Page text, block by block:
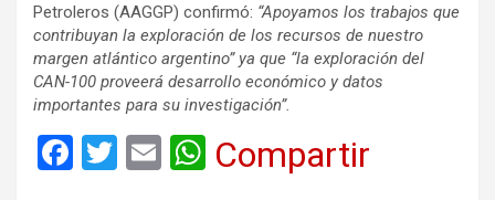
Petroleros (AAGGP) confirmó: “Apoyamos los trabajos que
contribuyan la exploración de los recursos de nuestro
margen atlántico argentino” ya que “la exploración del
CAN-100 proveerá desarrollo económico y datos
importantes para su investigación”.
F
T
E
W
Compartir